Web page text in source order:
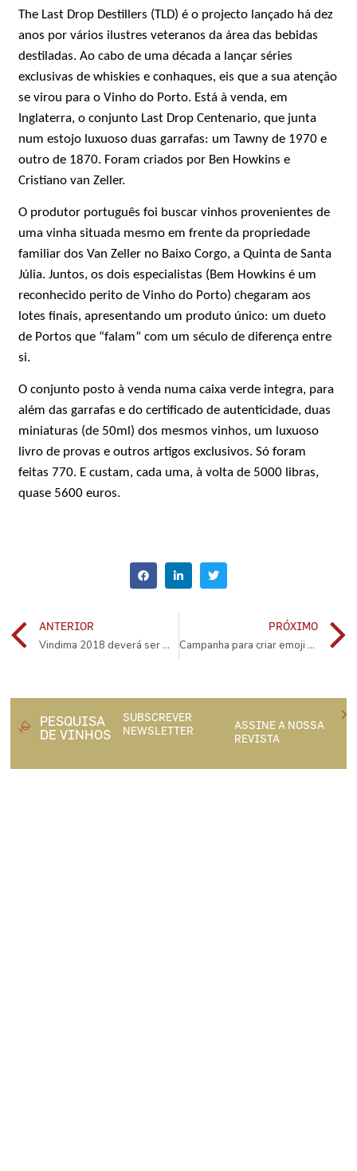
The Last Drop Destillers (TLD) é o projecto lançado há dez
anos por vários ilustres veteranos da área das bebidas
destiladas. Ao cabo de uma década a lançar séries
exclusivas de whiskies e conhaques, eis que a sua atenção
se virou para o Vinho do Porto. Está à venda, em
Inglaterra, o conjunto Last Drop Centenario, que junta
num estojo luxuoso duas garrafas: um Tawny de 1970 e
outro de 1870. Foram criados por Ben Howkins e
Cristiano van Zeller.
O produtor português foi buscar vinhos provenientes de
uma vinha situada mesmo em frente da propriedade
familiar dos Van Zeller no Baixo Corgo, a Quinta de Santa
Júlia. Juntos, os dois especialistas (Bem Howkins é um
reconhecido perito de Vinho do Porto) chegaram aos
lotes finais, apresentando um produto único: um dueto
de Portos que “falam” com um século de diferença entre
si.
O conjunto posto à venda numa caixa verde integra, para
além das garrafas e do certificado de autenticidade, duas
miniaturas (de 50ml) dos mesmos vinhos, um luxuoso
livro de provas e outros artigos exclusivos. Só foram
feitas 770. E custam, cada uma, à volta de 5000 libras,
quase 5600 euros.
ANTERIOR
Vindima 2018 deverá ser mais fraca do que a de 2017
PRÓXIMO
Campanha para criar emoji do vinho branco
PESQUISA
DE VINHOS
SUBSCREVER
NEWSLETTER
ASSINE A NOSSA
REVISTA